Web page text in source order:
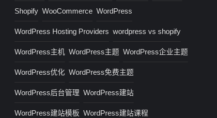
Shopify WooCommerce WordPress
WordPress Hosting Providers wordpress vs shopify
WordPress主机 WordPress主题 WordPress企业主题
WordPress优化 WordPress免费主题
WordPress后台管理 WordPress建站
WordPress建站模板 WordPress建站课程